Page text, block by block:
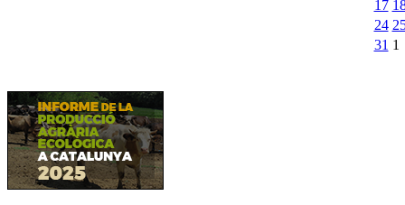
17
24
31 1